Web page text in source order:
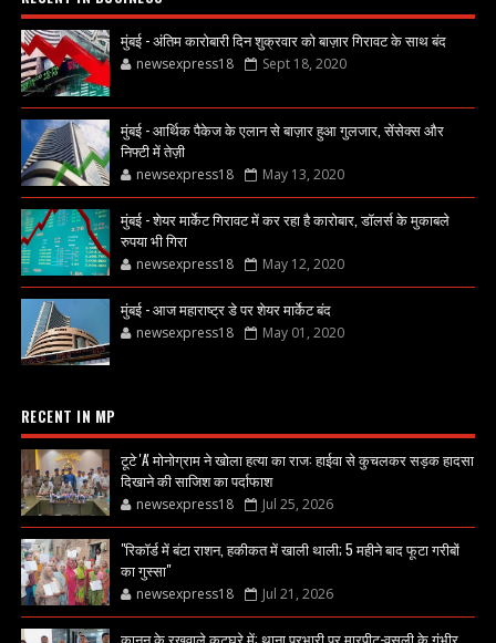
मुंबई - अंतिम कारोबारी दिन शुक्रवार को बाज़ार गिरावट के साथ बंद
newsexpress18 Sept 18, 2020
मुंबई - आर्थिक पैकेज के एलान से बाज़ार हुआ गुलजार, सेंसेक्स और
निफ्टी में तेज़ी
newsexpress18 May 13, 2020
मुंबई - शेयर मार्केट गिरावट में कर रहा है कारोबार, डॉलर्स के मुकाबले
रुपया भी गिरा
newsexpress18 May 12, 2020
मुंबई - आज महाराष्ट्र डे पर शेयर मार्केट बंद
newsexpress18 May 01, 2020
RECENT IN MP
टूटे 'A' मोनोग्राम ने खोला हत्या का राज: हाईवा से कुचलकर सड़क हादसा
दिखाने की साजिश का पर्दाफाश
newsexpress18 Jul 25, 2026
"रिकॉर्ड में बंटा राशन, हकीकत में खाली थाली; 5 महीने बाद फूटा गरीबों
का गुस्सा"
newsexpress18 Jul 21, 2026
कानून के रखवाले कटघरे में: थाना प्रभारी पर मारपीट-वसूली के गंभीर